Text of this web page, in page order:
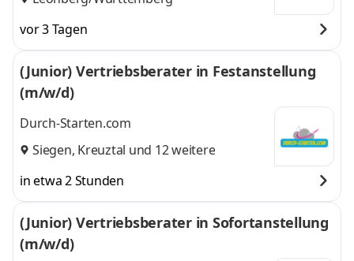
vor 3 Tagen
(Junior) Vertriebsberater in Festanstellung
(m/w/d)
Durch-Starten.com
Siegen, Kreuztal und 12 weitere
in etwa 2 Stunden
(Junior) Vertriebsberater in Sofortanstellung
(m/w/d)